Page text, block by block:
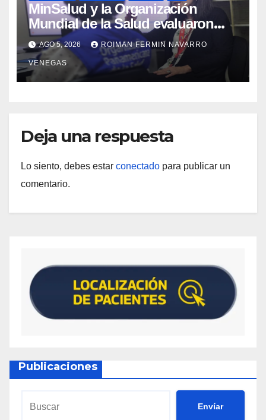
MinSalud y la Organización
Mundial de la Salud evaluaron
propuesta técnica integral en
materia de agua saneamiento e
higiene ante contingencia sísmica
AGO 5, 2026 ROIMAN FERMIN NAVARRO
VENEGAS
Deja una respuesta
Lo siento, debes estar conectado para publicar un
comentario.
Publicaciones
Envíar